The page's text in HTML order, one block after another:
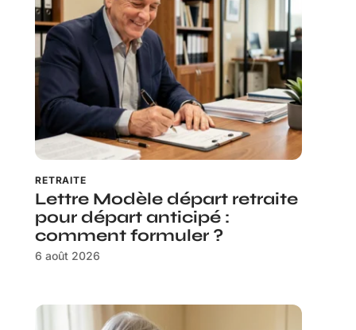
RETRAITE
Lettre Modèle départ retraite
pour départ anticipé :
comment formuler ?
6 août 2026